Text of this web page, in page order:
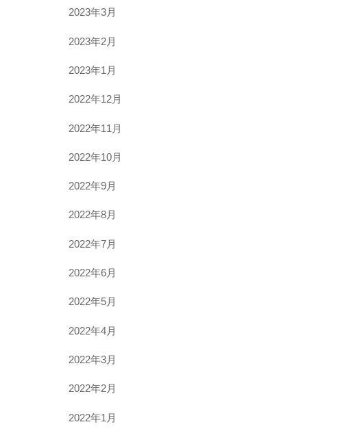
2023年3月
2023年2月
2023年1月
2022年12月
2022年11月
2022年10月
2022年9月
2022年8月
2022年7月
2022年6月
2022年5月
2022年4月
2022年3月
2022年2月
2022年1月